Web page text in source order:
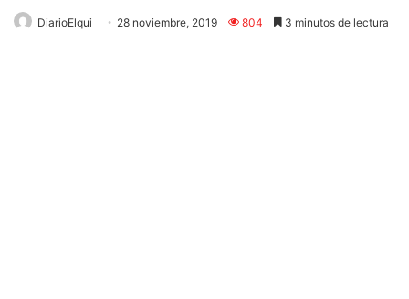
DiarioElqui 28 noviembre, 2019 804 3 minutos de lectura